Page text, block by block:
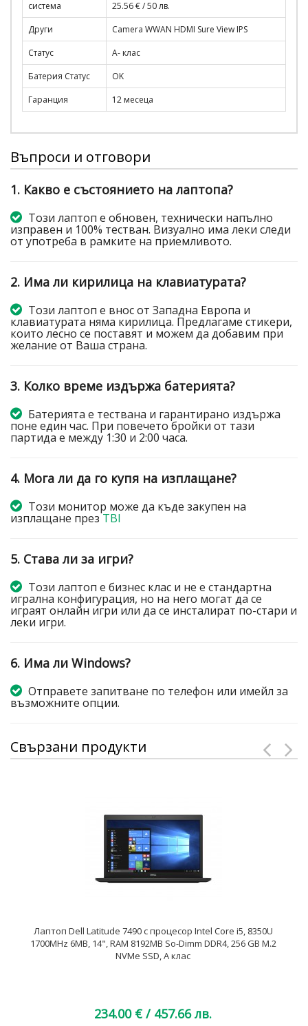
система
25.56 € / 50 лв.
Други
Camera WWAN HDMI Sure View IPS
Статус
A- клас
Батерия Статус
OK
Гаранция
12 месеца
Въпроси и отговори
1. Какво е състоянието на лаптопа?
Този лаптоп е обновен, технически напълно
изправен и 100% тестван. Визуално има леки следи
от употреба в рамките на приемливото.
2. Има ли кирилица на клавиатурата?
Този лаптоп е внос от Западна Европа и
клавиатурата няма кирилица. Предлагаме стикери,
които лесно се поставят и можем да добавим при
желание от Ваша страна.
3. Колко време издържа батерията?
Батерията е тествана и гарантирано издържа
поне един час. При повечето бройки от тази
партида е между 1:30 и 2:00 часа.
4. Мога ли да го купя на изплащане?
Този монитор може да къде закупен на
изплащане презTBI
5. Става ли за игри?
Този лаптоп е бизнес клас и не е стандартна
игрална конфигурация, но на него могат да се
играят онлайн игри или да се инсталират по-стари и
леки игри.
6. Има ли Windows?
Отправете запитване по телефон или имейл за
възможните опции.
Свързани продукти
Лаптоп Dell Latitude 7490 с процесор Intel Core i5, 8350U
1700MHz 6MB, 14", RAM 8192MB So-Dimm DDR4, 256 GB M.2
NVMe SSD, A клас
234.00 € / 457.66 лв.